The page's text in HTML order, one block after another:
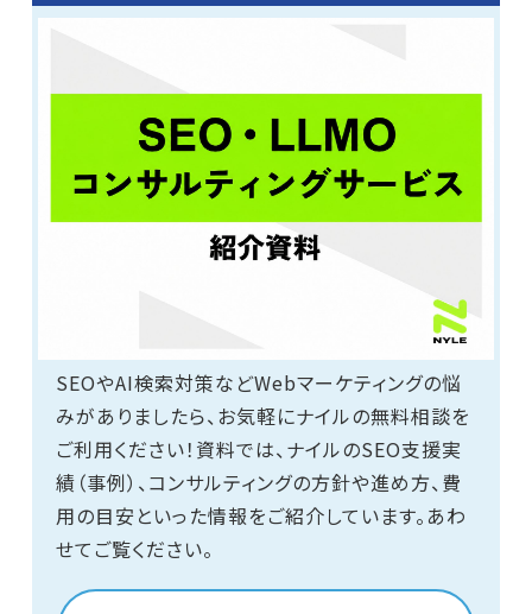
SEOやAI検索対策などWebマーケティングの悩
みがありましたら、お気軽にナイルの無料相談を
ご利用ください！資料では、ナイルのSEO支援実
績（事例）、コンサルティングの方針や進め方、費
用の目安といった情報をご紹介しています。あわ
せてご覧ください。